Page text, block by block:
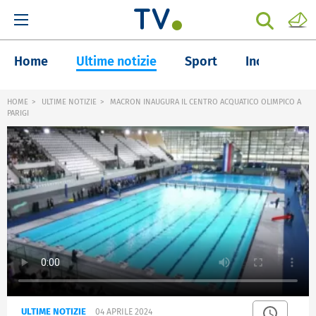
Home Ultime notizie Sport Inchieste
HOME ULTIME NOTIZIE
MACRON INAUGURA IL CENTRO ACQUATICO OLIMPICO A
PARIGI
ULTIME NOTIZIE 04 APRILE 2024